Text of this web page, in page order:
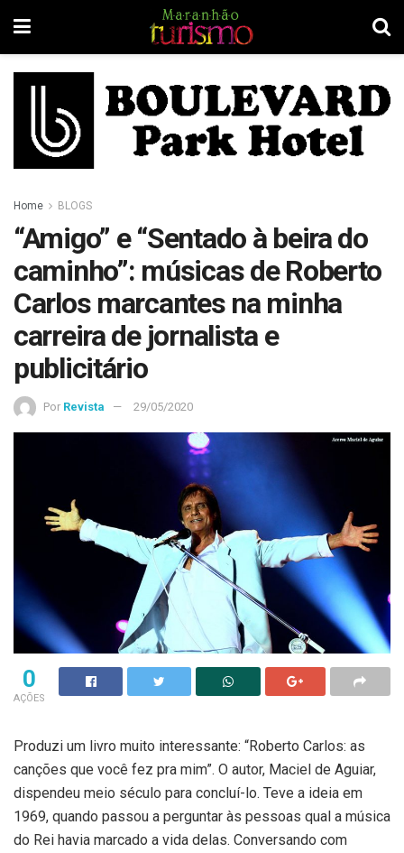
Home BLOGS
“Amigo” e “Sentado à beira do
caminho”: músicas de Roberto
Carlos marcantes na minha
carreira de jornalista e
publicitário
Por Revista 29/05/2020
0
AÇÕES
Produzi um livro muito interessante: “Roberto Carlos: as
canções que você fez pra mim”. O autor, Maciel de Aguiar,
dispendeu meio século para concluí-lo. Teve a ideia em
1969, quando passou a perguntar às pessoas qual a música
do Rei havia marcado a vida delas. Conversando com